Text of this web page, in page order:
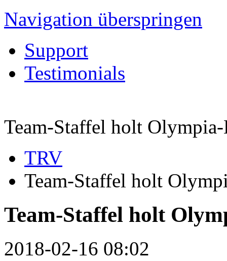
Navigation überspringen
Support
Testimonials
Team-Staffel holt
TRV
Team-Staffel holt
Team-Staffel holt
2018-02-16 08:02